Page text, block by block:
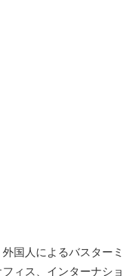
国人によるバスターミ
ィス、インターナショ